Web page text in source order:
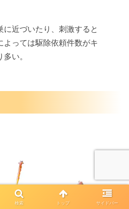
に近づいたり、刺激すると
よっては駆除依頼件数がキ
い。
検索 トップ サイドバー